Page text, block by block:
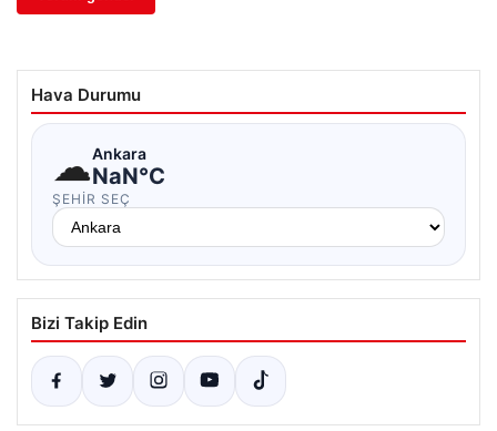
Hava Durumu
☁Ankara
NaN°C
ŞEHIR SEÇ
Bizi Takip Edin